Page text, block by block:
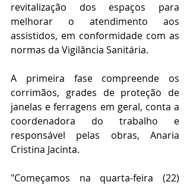
revitalização dos espaços para
melhorar o atendimento aos
assistidos, em conformidade com as
normas da Vigilância Sanitária.
A primeira fase compreende os
corrimãos, grades de proteção de
janelas e ferragens em geral, conta a
coordenadora do trabalho e
responsável pelas obras, Anaria
Cristina Jacinta.
"Começamos na quarta-feira (22)